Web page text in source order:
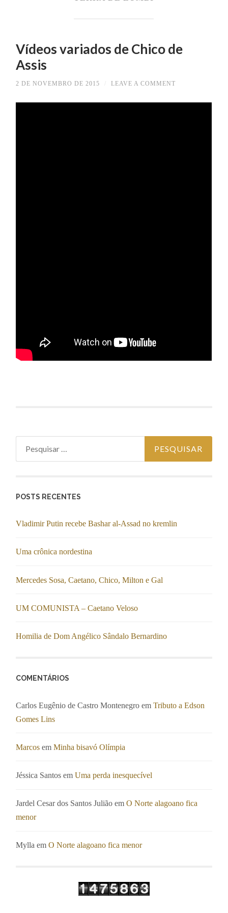
Vídeos variados de Chico de
Assis
2 DE NOVEMBRO DE 2015 LEAVE A COMMENT
POSTS RECENTES
Vladimir Putin recebe Bashar al-Assad no kremlin
Uma crônica nordestina
Mercedes Sosa, Caetano, Chico, Milton e Gal
UM COMUNISTA – Caetano Veloso
Homilia de Dom Angélico Sândalo Bernardino
COMENTÁRIOS
Carlos Eugênio de Castro Montenegro emTributo a Edson
Gomes Lins
Marcos emMinha bisavó Olímpia
Jéssica Santos emUma perda inesquecível
Jardel Cesar dos Santos Julião emO Norte alagoano fica
menor
Mylla emO Norte alagoano fica menor